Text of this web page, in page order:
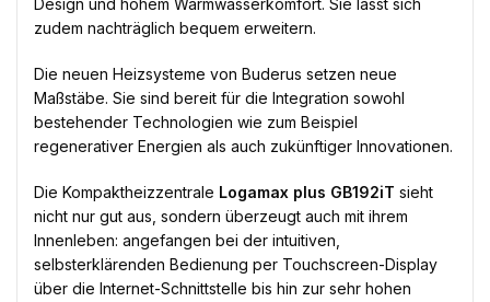
Design und hohem Warmwasserkomfort. Sie lässt sich
zudem nachträglich bequem erweitern.
Die neuen Heizsysteme von Buderus setzen neue
Maßstäbe. Sie sind bereit für die Integration sowohl
bestehender Technologien wie zum Beispiel
regenerativer Energien als auch zukünftiger Innovationen.
Die Kompaktheizzentrale Logamax plus GB192iT sieht
nicht nur gut aus, sondern überzeugt auch mit ihrem
Innenleben: angefangen bei der intuitiven,
selbsterklärenden Bedienung per Touchscreen-Display
über die Internet-Schnittstelle bis hin zur sehr hohen